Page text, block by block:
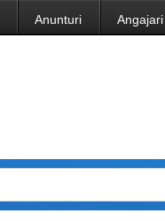
Anunturi Angajari